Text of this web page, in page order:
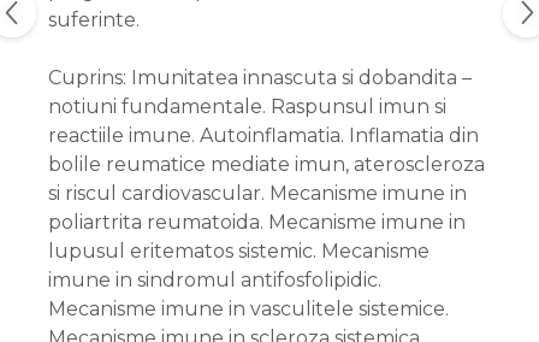
suferinte.
Cuprins: Imunitatea innascuta si dobandita –
notiuni fundamentale. Raspunsul imun si
reactiile imune. Autoinflamatia. Inflamatia din
bolile reumatice mediate imun, ateroscleroza
si riscul cardiovascular. Mecanisme imune in
poliartrita reumatoida. Mecanisme imune in
lupusul eritematos sistemic. Mecanisme
imune in sindromul antifosfolipidic.
Mecanisme imune in vasculitele sistemice.